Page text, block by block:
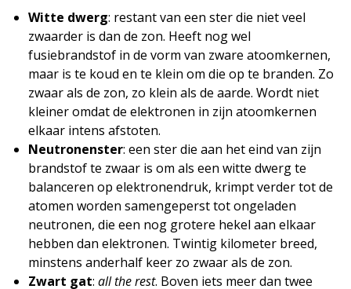
Witte dwerg: restant van een ster die niet veel
zwaarder is dan de zon. Heeft nog wel
fusiebrandstof in de vorm van zware atoomkernen,
maar is te koud en te klein om die op te branden. Zo
zwaar als de zon, zo klein als de aarde. Wordt niet
kleiner omdat de elektronen in zijn atoomkernen
elkaar intens afstoten.
Neutronenster: een ster die aan het eind van zijn
brandstof te zwaar is om als een witte dwerg te
balanceren op elektronendruk, krimpt verder tot de
atomen worden samengeperst tot ongeladen
neutronen, die een nog grotere hekel aan elkaar
hebben dan elektronen. Twintig kilometer breed,
minstens anderhalf keer zo zwaar als de zon.
Zwart gat: all the rest. Boven iets meer dan twee